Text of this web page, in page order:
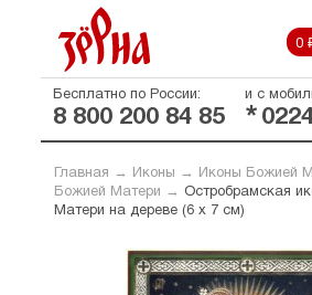
0
Бесплатно по России:
8 800 200 84 85
и с
*
Главная → Иконы → Иконы Божией
Божией Матери → Остробрамская
Матери на дереве (6 х 7 см)